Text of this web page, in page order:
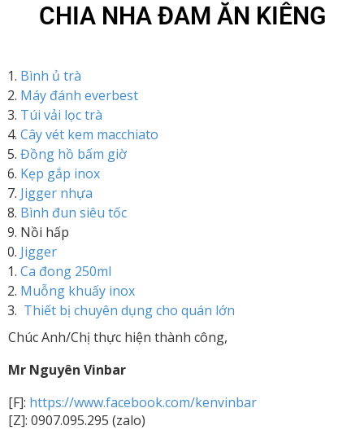
CHIA NHA ĐAM ĂN KIÊNG
Bình ủ trà
Máy đánh everbest
Túi vải lọc trà
Cây vét kem macchiato
Đồng hồ bấm giờ
Kẹp gắp inox
Jigger nhựa
Bình đun siêu tốc
Nồi hấp
Jigger
Ca đong 250ml
Muỗng khuấy inox
Thiết bị chuyên dụng cho quán lớn
Chúc Anh/Chị thực hiện thành công,
Mr Nguyên Vinbar
[F]: https://www.facebook.com/kenvinbar
[Z]: 0907.095.295 (zalo)